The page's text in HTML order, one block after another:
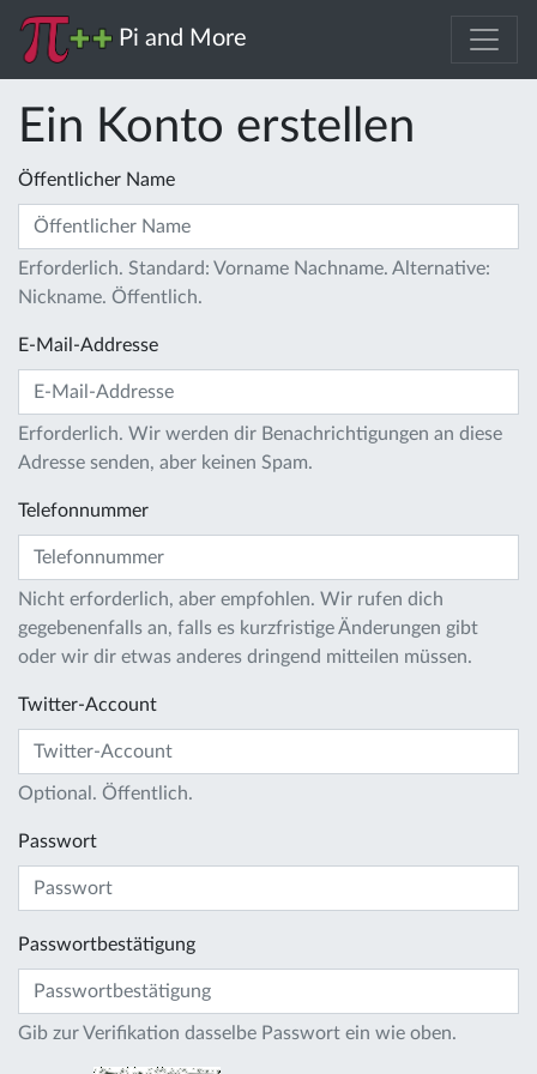
Pi and More
Ein Konto erstellen
Öffentlicher Name
Erforderlich. Standard: Vorname Nachname. Alternative:
Nickname. Öffentlich.
E-Mail-Addresse
Erforderlich. Wir werden dir Benachrichtigungen an diese
Adresse senden, aber keinen Spam.
Telefonnummer
Nicht erforderlich, aber empfohlen. Wir rufen dich
gegebenenfalls an, falls es kurzfristige Änderungen gibt
oder wir dir etwas anderes dringend mitteilen müssen.
Twitter-Account
Optional. Öffentlich.
Passwort
Passwortbestätigung
Gib zur Verifikation dasselbe Passwort ein wie oben.